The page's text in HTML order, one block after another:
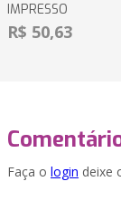
IMPRESSO
R$ 50,63
Faça o login deixe